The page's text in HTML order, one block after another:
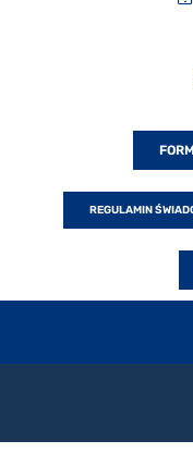
REGULAMIN